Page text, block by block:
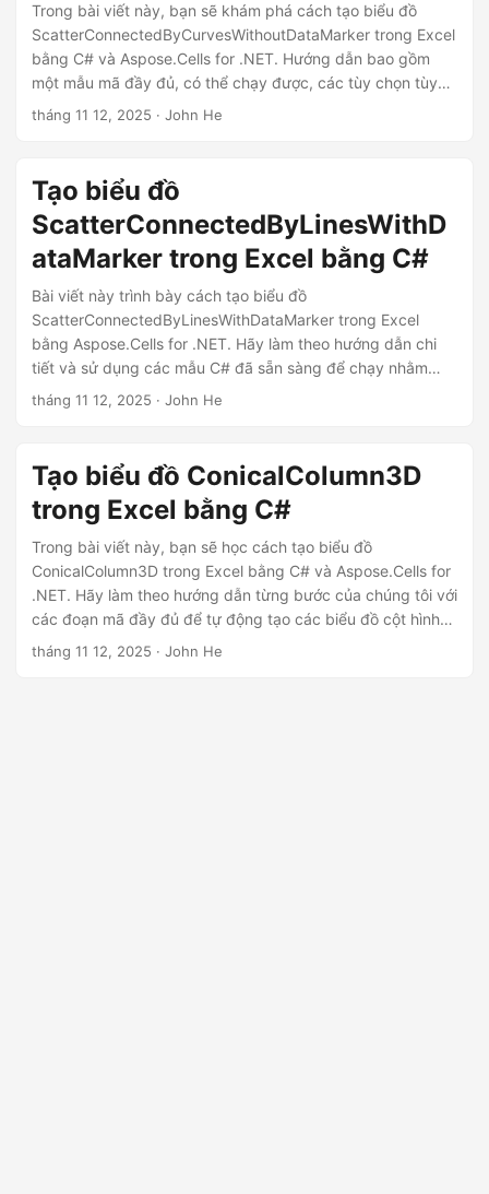
Trong bài viết này, bạn sẽ khám phá cách tạo biểu đồ
ScatterConnectedByCurvesWithoutDataMarker trong Excel
bằng C# và Aspose.Cells for .NET. Hướng dẫn bao gồm
một mẫu mã đầy đủ, có thể chạy được, các tùy chọn tùy
chỉnh biểu đồ và các liên kết tới tài nguyên miễn phí.
tháng 11 12, 2025 · John He
Tạo biểu đồ
ScatterConnectedByLinesWithD
ataMarker trong Excel bằng C#
Bài viết này trình bày cách tạo biểu đồ
ScatterConnectedByLinesWithDataMarker trong Excel
bằng Aspose.Cells for .NET. Hãy làm theo hướng dẫn chi
tiết và sử dụng các mẫu C# đã sẵn sàng để chạy nhằm
trực quan hoá các điểm dữ liệu được kết nối bằng đường
tháng 11 12, 2025 · John He
Tạo biểu đồ ConicalColumn3D
trong Excel bằng C#
Trong bài viết này, bạn sẽ học cách tạo biểu đồ
ConicalColumn3D trong Excel bằng C# và Aspose.Cells for
.NET. Hãy làm theo hướng dẫn từng bước của chúng tôi với
các đoạn mã đầy đủ để tự động tạo các biểu đồ cột hình
nón 3‑D.
tháng 11 12, 2025 · John He